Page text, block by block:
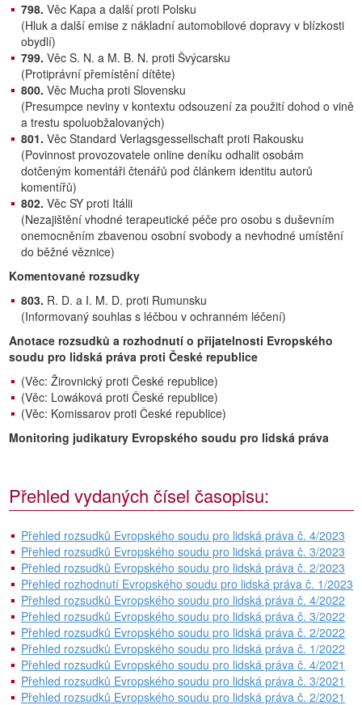
798. Věc Kapa a další proti Polsku
(Hluk a další emise z nákladní automobilové dopravy v blízkosti
obydlí)
799. Věc S. N. a M. B. N. proti Švýcarsku
(Protiprávní přemístění dítěte)
800. Věc Mucha proti Slovensku
(Presumpce neviny v kontextu odsouzení za použití dohod o vině
a trestu spoluobžalovaných)
801. Věc Standard Verlagsgessellschaft proti Rakousku
(Povinnost provozovatele online deníku odhalit osobám
dotčeným komentáři čtenářů pod článkem identitu autorů
komentířů)
802. Věc SY proti Itálii
(Nezajištění vhodné terapeutické péče pro osobu s duševním
onemocněním zbavenou osobní svobody a nevhodné umístění
do běžné věznice)
Komentované rozsudky
803. R. D. a I. M. D. proti Rumunsku
(Informovaný souhlas s léčbou v ochranném léčení)
Anotace rozsudků a rozhodnutí o přijatelnosti Evropského
soudu pro lidská práva proti České republice
(Věc: Žirovnický proti České republice)
(Věc: Lowáková proti České republice)
(Věc: Komissarov proti České republice)
Monitoring judikatury Evropského soudu pro lidská práva
Přehled vydaných čísel časopisu:
Přehled rozsudků Evropského soudu pro lidská práva č. 4/2023
Přehled rozsudků Evropského soudu pro lidská práva č. 3/2023
Přehled rozsudků Evropského soudu pro lidská práva č. 2/2023
Přehled rozhodnutí Evropského soudu pro lidská práva č. 1/2023
Přehled rozsudků Evropského soudu pro lidská práva č. 4/2022
Přehled rozsudků Evropského soudu pro lidská práva č. 3/2022
Přehled rozsudků Evropského soudu pro lidská práva č. 2/2022
Přehled rozsudků Evropského soudu pro lidská práva č. 1/2022
Přehled rozsudků Evropského soudu pro lidská práva č. 4/2021
Přehled rozsudků Evropského soudu pro lidská práva č. 3/2021
Přehled rozsudků Evropského soudu pro lidská práva č. 2/2021